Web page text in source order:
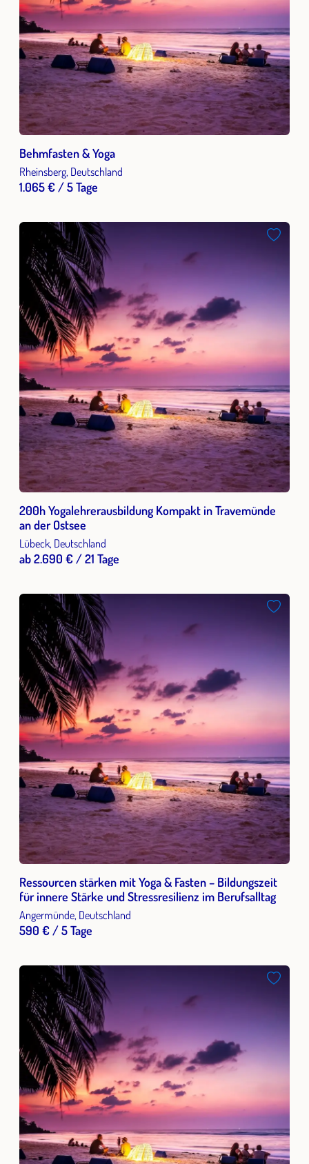
Behmfasten & Yoga
Rheinsberg, Deutschland
1.065 € / 5 Tage
200h Yogalehrerausbildung Kompakt in Travemünde
an der Ostsee
Lübeck, Deutschland
ab 2.690 € / 21 Tage
Ressourcen stärken mit Yoga & Fasten – Bildungszeit
für innere Stärke und Stressresilienz im Berufsalltag
Angermünde, Deutschland
590 € / 5 Tage